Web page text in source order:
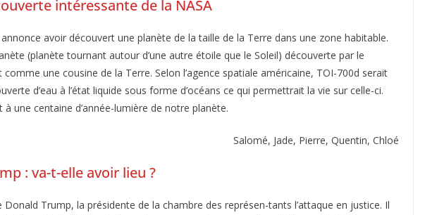
intéressante de la NASA
avoir découvert une planète de la taille de la Terre dans une zone habitable.
(planète tournant autour d’une autre étoile que le Soleil) découverte par le
comme une cousine de la Terre. Selon l’agence spatiale américaine, TOI-700d serait
d’eau à l’état liquide sous forme d’océans ce qui permettrait la vie sur celle-ci.
une centaine d’année-lumière de notre planète.
Salomé, Jade, Pierre, Quentin, Chloé
: va-t-elle avoir lieu ?
Donald Trump, la présidente de la chambre des représen-tants l’attaque en justice. Il